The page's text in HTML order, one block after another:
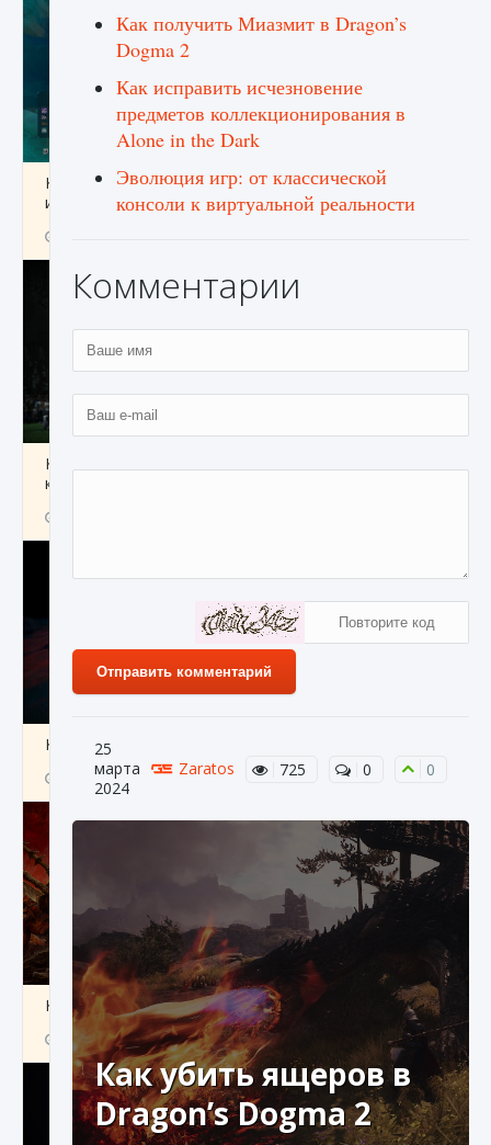
Как приручить существ из степей Тамура в
игре Creatures of Ava
Как исправить ошибку EA FC 25 beta,
которая не работает
Как создавать предметы в Creatures of Ava
9 августа 2024 1 266
Как найти Гробницу Изгоев в Diablo 4
9 августа 2024 1 337
Как получить Миазмит в Dragon’s
Dogma 2
Как исправить исчезновение
предметов коллекционирования в
Alone in the Dark
Эволюция игр: от классической
консоли к виртуальной реальности
Комментарии
Отправить комментарий
25
марта
2024
Zaratos 725 0 0
Как убить ящеров в
Dragon’s Dogma 2